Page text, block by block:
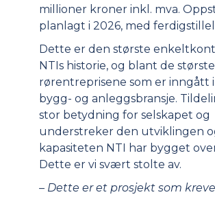
millioner kroner inkl. mva.
planlagt i 2026, med
Dette er den største
NTIs historie, og blant de største
rørentreprisene som er inngått
bygg- og anleggsbransje.
stor betydning for selskapet og
understreker den utviklingen
kapasiteten NTI har bygget
Dette er vi svært stolte av.
– Dette er et prosjekt som